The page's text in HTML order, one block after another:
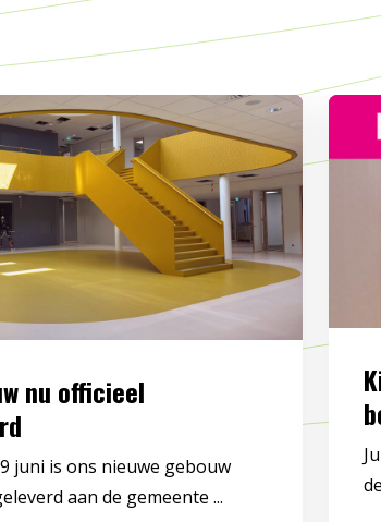
nu officieel
juni is ons nieuwe gebouw
aan de gemeente ...